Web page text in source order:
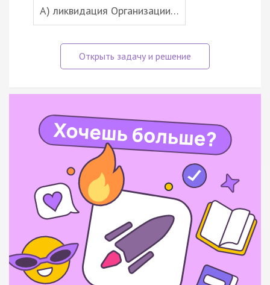
A) ликвидация Организации…